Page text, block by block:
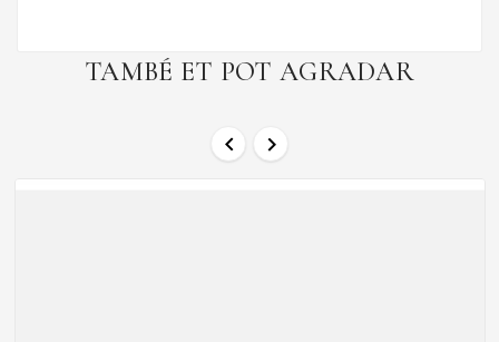
TAMBÉ ET POT AGRADAR
 